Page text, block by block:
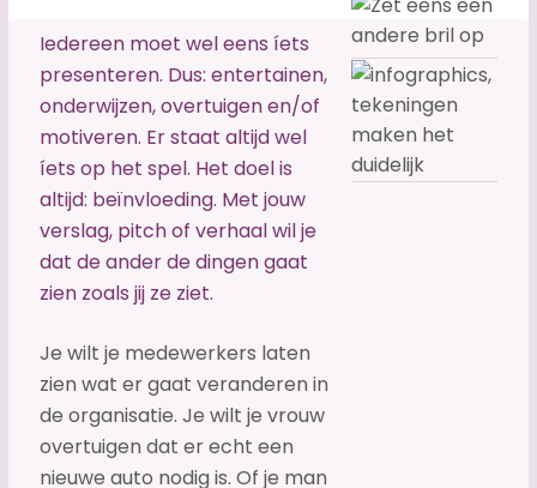
Iedereen moet wel eens íets
presenteren. Dus: entertainen,
onderwijzen, overtuigen en/of
motiveren. Er staat altijd wel
íets op het spel. Het doel is
altijd: beïnvloeding. Met jouw
verslag, pitch of verhaal wil je
dat de ander de dingen gaat
zien zoals jij ze ziet.
Je wilt je medewerkers laten
zien wat er gaat veranderen in
de organisatie. Je wilt je vrouw
overtuigen dat er echt een
nieuwe auto nodig is. Of je man